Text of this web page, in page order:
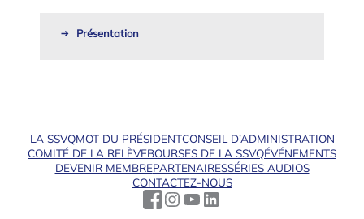
Présentation
LA SSVQMOT DU PRÉSIDENTCONSEIL D’ADMINISTRATION
COMITÉ DE LA RELÈVEBOURSES DE LA SSVQÉVÉNEMENTS
DEVENIR MEMBREPARTENAIRESSÉRIES AUDIOS
CONTACTEZ-NOUS